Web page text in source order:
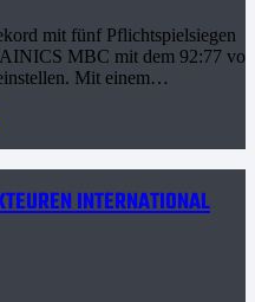
mit fünf Pflichtspielsiegen
MBC mit dem 92:77 vor
Mit einem…
INTERNATIONAL